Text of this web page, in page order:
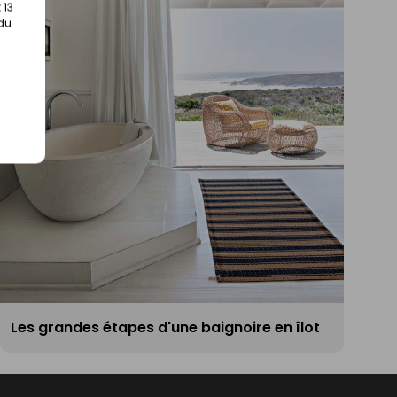
Les grandes étapes d'une baignoire en îlot